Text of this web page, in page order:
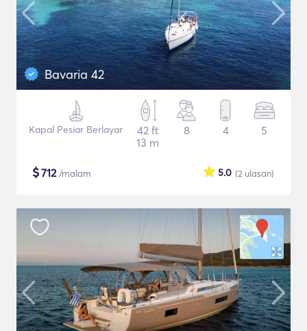
Bavaria 42
Kapal Pesiar Berlayar
42 ft
13 m
8 4 5
$712/malam (2 ulasan)
5.0